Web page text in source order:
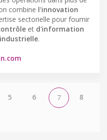
combine l'innovation
sectorielle pour fournir
et d'information
.
5 6 7 8